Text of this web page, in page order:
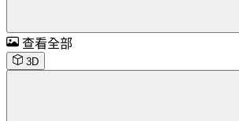
查看全部
3D